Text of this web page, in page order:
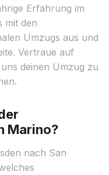
Erfahrung im
mit den
Umzugs aus und
Vertraue auf
deinen Umzug zu
Marino?
nach San